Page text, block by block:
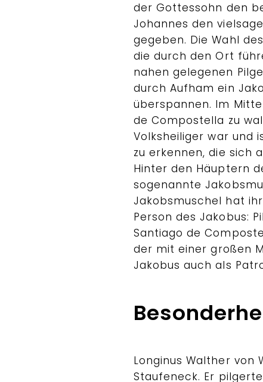
der Gottessohn den
Johannes den
gegeben. Die Wahl
die durch den Ort
nahen gelegenen
durch Aufham ein
überspannen. Im
de Compostella zu
Volksheiliger war und
zu erkennen, die sich
Hinter den Häuptern
sogenannte
Jakobsmuschel hat
Person des Jakobus:
Santiago de
der mit einer großen
Jakobus auch als
Longinus Walther von
Staufeneck. Er